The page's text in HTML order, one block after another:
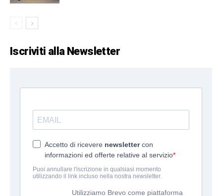
Iscriviti alla Newsletter